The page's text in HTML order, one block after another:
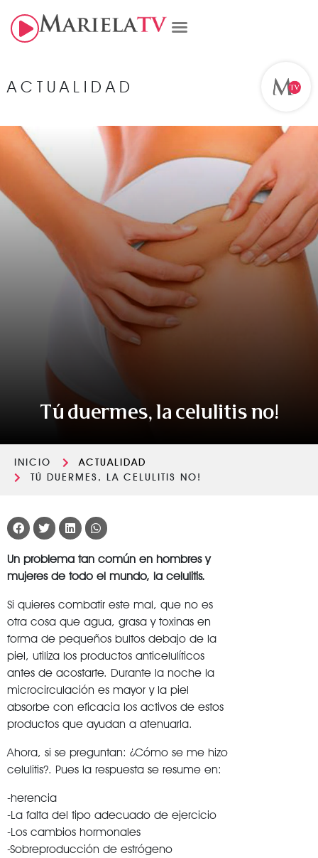
ACTUALIDAD
Tú duermes, la celulitis no!
INICIO
ACTUALIDAD
TÚ DUERMES, LA CELULITIS NO!
Un problema tan común en hombres y
mujeres de todo el mundo, la celulitis.
Si quieres combatir este mal, que no es
otra cosa que agua, grasa y toxinas en
forma de pequeños bultos debajo de la
piel, utiliza los productos anticelulíticos
antes de acostarte. Durante la noche la
microcirculación es mayor y la piel
absorbe con eficacia los activos de estos
productos que ayudan a atenuarla.
Ahora, si se preguntan: ¿Cómo se me hizo
celulitis?. Pues la respuesta se resume en:
-herencia
-La falta del tipo adecuado de ejercicio
-Los cambios hormonales
-Sobreproducción de estrógeno